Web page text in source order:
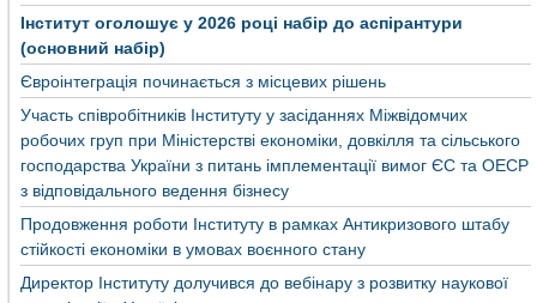
Інститут оголошує у 2026 році набір до аспірантури
(основний набір)
Євроінтеграція починається з місцевих рішень
Участь співробітників Інституту у засіданнях Міжвідомчих
робочих груп при Міністерстві економіки, довкілля та сільського
господарства України з питань імплементації вимог ЄС та ОЕСР
з відповідального ведення бізнесу
Продовження роботи Інституту в рамках Антикризового штабу
стійкості економіки в умовах воєнного стану
Директор Інституту долучився до вебінару з розвитку наукової